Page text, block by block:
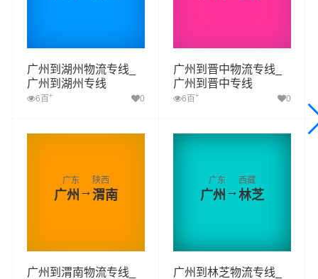
广州到湖州物流专线_
广州到湖州专线
6百+ 0
广州到晋中物流专线_
广州到晋中专线
6百+ 0
广东
广州 →
陕西
渭南
广州到渭南物流专线_
广东
广州 →
西藏
林芝
广州到林芝物流专线_